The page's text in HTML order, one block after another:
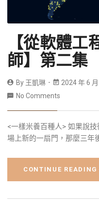
【從軟體工
師】第二集
By 王凱琳 2024 年 6 月
No Comments
<一樣米養百種人> 如果說
場上新的一扇門，那麼三年
CONTINUE READING